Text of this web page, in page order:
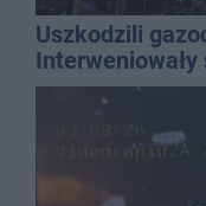
Uszkodzili
Interweniowały